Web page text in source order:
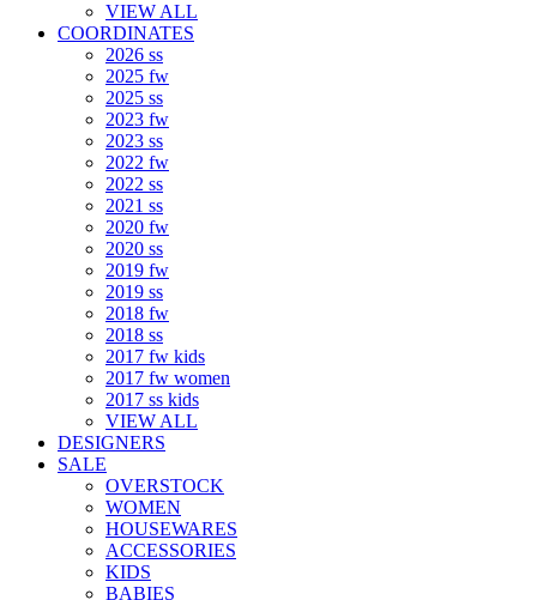
VIEW ALL
COORDINATES
2026 ss
2025 fw
2025 ss
2023 fw
2023 ss
2022 fw
2022 ss
2021 ss
2020 fw
2020 ss
2019 fw
2019 ss
2018 fw
2018 ss
2017 fw kids
2017 fw women
2017 ss kids
VIEW ALL
DESIGNERS
SALE
OVERSTOCK
WOMEN
HOUSEWARES
ACCESSORIES
KIDS
BABIES